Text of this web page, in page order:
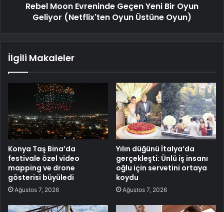
Rebel Moon Evreninde Geçen Yeni Bir Oyun
Geliyor (Netflix'ten Oyun Üstüne Oyun)
İlgili Makaleler
Konya Taş Bina’da
festivale özel video
mapping ve drone
gösterisi büyüledi
Ağustos 7, 2026
Yılın düğünü İtalya’da
gerçekleşti: Ünlü iş insanı
oğlu için servetini ortaya
koydu
Ağustos 7, 2026